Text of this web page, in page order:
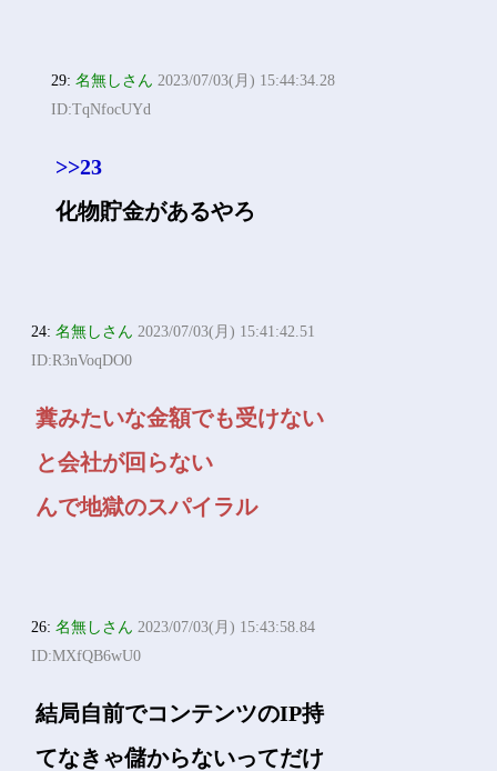
29:名無しさん 2023/07/03(月) 15:44:34.28
ID:TqNfocUYd
>>23
化物貯金があるやろ
24:名無しさん 2023/07/03(月) 15:41:42.51
ID:R3nVoqDO0
糞みたいな金額でも受けない
と会社が回らない
んで地獄のスパイラル
26:名無しさん 2023/07/03(月) 15:43:58.84
ID:MXfQB6wU0
結局自前でコンテンツのIP持
てなきゃ儲からないってだけ